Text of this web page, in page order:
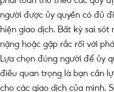
người được ủy quyền có đủ
hiện giao dịch. Bất kỳ sai
nặng hoặc gặp rắc rối với
Lựa chọn đúng người để ủy
điều quan trọng là bạn cần
cho các giao dịch của mình.